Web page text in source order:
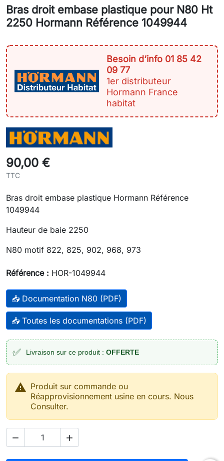
Bras droit embase plastique pour N80 Ht
2250 Hormann Référence 1049944
Besoin d‘info 01 85 42
09 77
1er distributeur
Hormann France
habitat
90,00 €
TTC
Bras droit embase plastique Hormann Référence
1049944
Hauteur de baie 2250
N80 motif 822, 825, 902, 968, 973
Référence : HOR-1049944
📥 Documentation N80 (PDF)
📥 Toutes les documentations (PDF)
✅ Livraison sur ce produit : OFFERTE
 Produit sur commande ou
Réapprovisionnement usine en cours. Nous
Consulter.
 